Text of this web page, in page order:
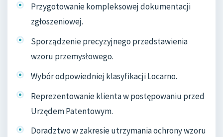
Przygotowanie kompleksowej dokumentacji
zgłoszeniowej.
Sporządzenie precyzyjnego przedstawienia
wzoru przemysłowego.
Wybór odpowiedniej klasyfikacji Locarno.
Reprezentowanie klienta w postępowaniu przed
Urzędem Patentowym.
Doradztwo w zakresie utrzymania ochrony wzoru